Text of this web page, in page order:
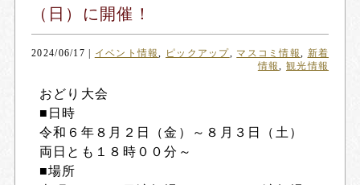
（日）に開催！
2024/06/17 イベント情報, ピックアップ, マスコミ情報, 新着
情報, 観光情報
おどり大会
■日時
令和６年８月２日（金）～８月３日（土）
両日とも１８時００分～
■場所